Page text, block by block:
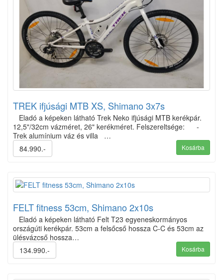
TREK ifjúsági MTB XS, Shimano 3x7s
Eladó a képeken látható Trek Neko ifjúsági MTB kerékpár.
12,5"/32cm vázméret, 26" kerékméret. Felszereltsége: -
Trek alumínium váz és villa …
84.990.-
Kosárba
FELT fitness 53cm, Shimano 2x10s
Eladó a képeken látható Felt T23 egyeneskormányos
országúti kerékpár. 53cm a felsőcső hossza C-C és 53cm az
ülésvázcső hossza…
134.990.-
Kosárba